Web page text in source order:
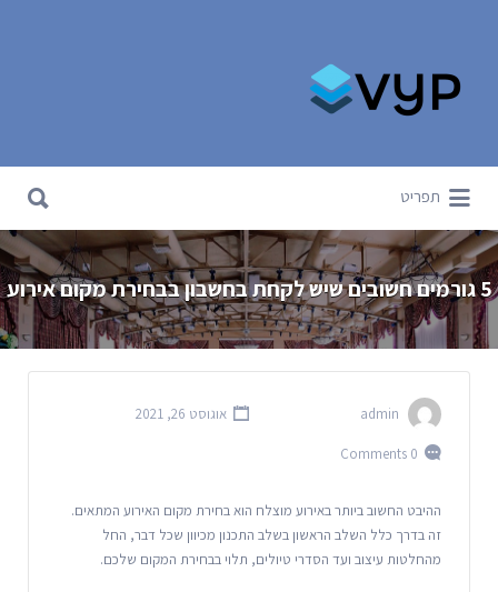
תפריט
5 גורמים חשובים שיש לקחת בחשבון בבחירת מקום אירוע
admin אוגוסט 26, 2021
0 Comments
ההיבט החשוב ביותר באירוע מוצלח הוא בחירת מקום האירוע המתאים.
זה בדרך כלל השלב הראשון בשלב התכנון מכיוון שכל דבר, החל
מהחלטות עיצוב ועד הסדרי טיולים, תלוי בבחירת המקום שלכם.